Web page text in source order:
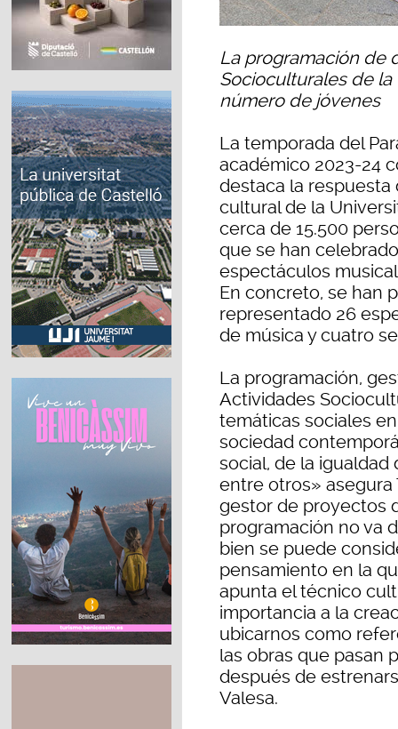
La programación de
Socioculturales de la
número de jóvenes
La temporada del
académico 2023-24
destaca la respuesta
cultural de la
cerca de 15.500
que se han
espectáculos
En concreto, se han
representado 26
de música y cuatro
La programación,
Actividades
temáticas sociales
sociedad
social, de la
entre otros» asegura
gestor de proyectos
programación no va
bien se puede
pensamiento en la
apunta el técnico
importancia a la
ubicarnos como
las obras que pasan
después de
Valesa.